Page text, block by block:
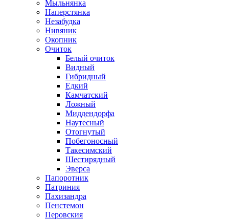
Мыльнянка
Наперстянка
Незабудка
Нивяник
Окопник
Очиток
Белый очиток
Видный
Гибридный
Едкий
Камчатский
Ложный
Миддендорфа
Наутесный
Отогнутый
Побегоносный
Такесимский
Шестирядный
Эверса
Папоротник
Патриния
Пахизандра
Пенстемон
Перовския